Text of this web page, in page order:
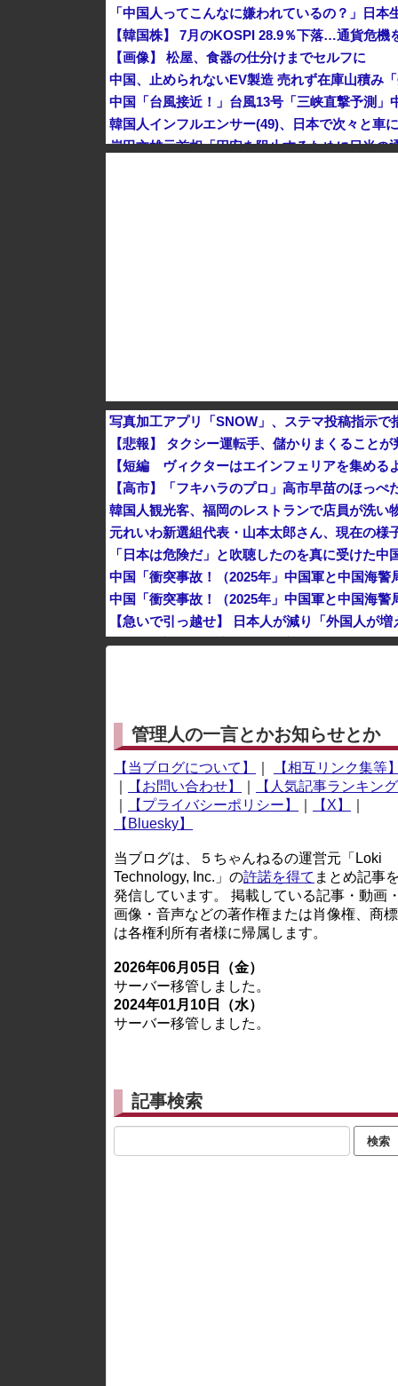
「中国人ってこんなに嫌われているの？」日本
【韓国株】 7月のKOSPI 28.9％下落…通貨危機
【画像】 松屋、食器の仕分けまでセルフに
韓国人インフルエンサー(49)、日本で次々と車
写真加工アプリ「SNOW」、ステマ投稿指示
【悲報】 タクシー運転手、儲かりまくること
【短編 ヴィクターはエインフェリアを集め
【高市】「フキハラのプロ」高市早苗のほっ
韓国人観光客、福岡のレストランで店員が洗い
元れいわ新選組代表・山本太郎さん、現在の様
「日本は危険だ」と吹聴したのを真に受けた
【急いで引っ越せ】 日本人が減り「外国人が
韓国人の対日好感度が過去最高に、「ノージャ
※アドブロック等の広告非表示プラグインやアドオン
管理人の一言とかお知らせとか
【当ブログについて】
【相互リンク集等】
【お問い合わせ】
【人気記事ランキング
【プライバシーポリシー】 【X】
【Bluesky】
当ブログは、５ちゃんねるの運営元「Loki
Technology, Inc.」の許諾を得て まとめ記事を
発信しています。 掲載している記事・動画・
画像・音声などの著作権または肖像権、商
は各権利所有者様に帰属します。
2026年06月05日（金）
サーバー移管しました。
2024年01月10日（水）
サーバー移管しました。
記事検索